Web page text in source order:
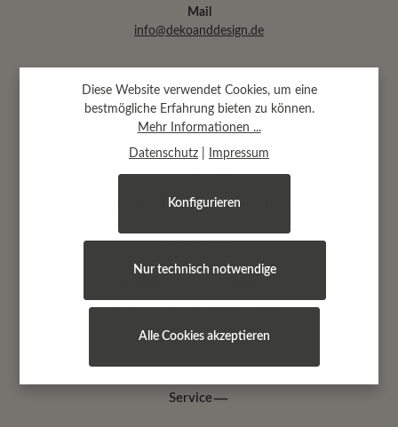
Mail
info@dekoanddesign.de
(bei Heilbronn)
Öffnungszeiten
Montag, Dienstag, Mittwoch und Freitag:
Donnerstag:
9.00 - 19.00 Uhr
jeden 1.+ 3. Samstag im Monat
Service
Diese Website verwendet Cookies, um eine
bestmögliche Erfahrung bieten zu können.
Mehr Informationen ...
Datenschutz Impressum
Nur technisch notwendige
Konfigurieren
Alle Cookies akzeptieren